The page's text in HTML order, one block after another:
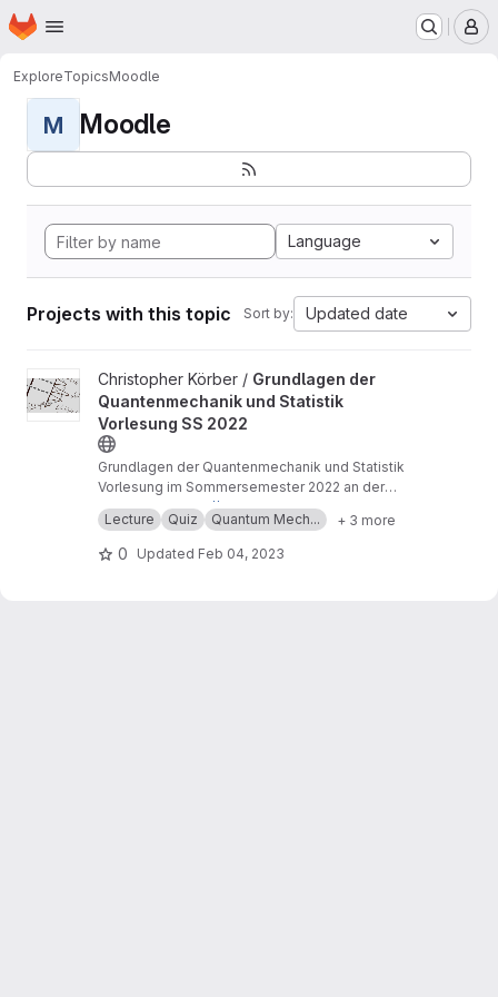
Skip to main content
Homepage
ExploreTopicsMoodle
M Moodle
Language
Projects with this topic Sort by: Updated date
View Grundlagen der Quantenmechanik und Statistik
Christopher Körber / Grundlagen der
Quantenmechanik und Statistik
Vorlesung SS 2022
Grundlagen der Quantenmechanik und Statistik
Vorlesung im Sommersemester 2022 an der
Ruhr-Universität Bochum.
Siehe auchhttps://elearning.blogs.ruhr-uni-boc
hum.de/lehre-auf-mass/
Lecture Quiz Quantum Mech... + 3 more
0 Updated Feb 04, 2023